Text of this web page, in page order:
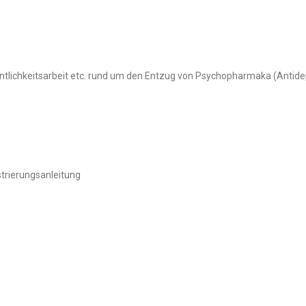
etc. rund um den Entzug von Psychopharmaka